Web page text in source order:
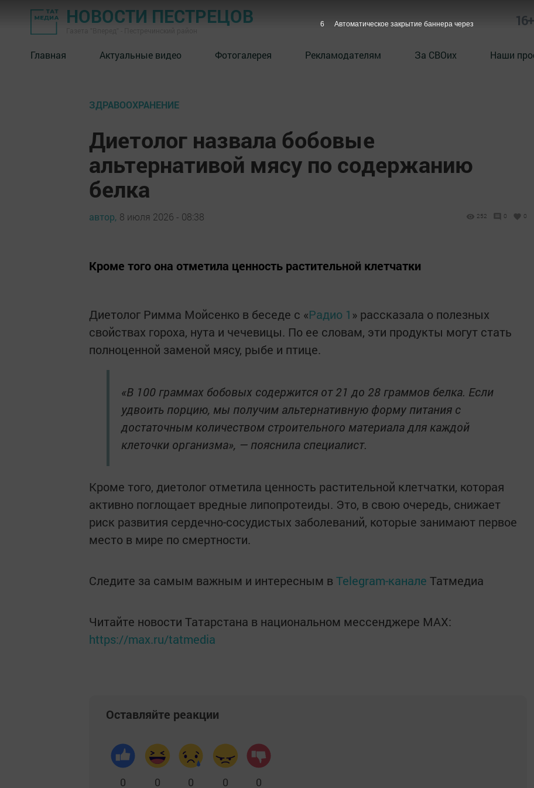
НОВОСТИ ПЕСТРЕЦОВ 16+
Главная Актуальные видео Фотогалерея Рекламодателям За СВОих Наши
ЗДРАВООХРАНЕНИЕ
Диетолог назвала бобовые
альтернативой мясу по содержанию
белка
автор, 8 июля 2026 - 08:38 252 0 0
Кроме того она отметила ценность растительной клетчатки
Диетолог Римма Мойсенко в беседе с «Радио 1» рассказала о полезных
свойствах гороха, нута и чечевицы. По ее словам, эти продукты могут стать
полноценной заменой мясу, рыбе и птице.
«В 100 граммах бобовых содержится от 21 до 28 граммов белка. Если
удвоить порцию, мы получим альтернативную форму питания с
достаточным количеством строительного материала для каждой
клеточки организма», — пояснила специалист.
Кроме того, диетолог отметила ценность растительной клетчатки, которая
активно поглощает вредные липопротеиды. Это, в свою очередь, снижает
риск развития сердечно-сосудистых заболеваний, которые занимают первое
место в мире по смертности.
Следите за самым важным и интересным в Telegram-канале Татмедиа
Читайте новости Татарстана в национальном мессенджере MАХ:
https://max.ru/tatmedia
Оставляйте реакции
0 0 0 0 0
5 Автоматическое закрытие баннера через